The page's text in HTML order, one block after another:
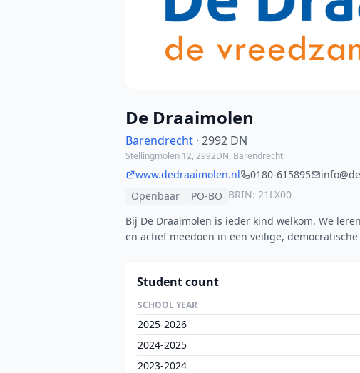
De Draaimolen
Barendrecht · 2992 DN
Stellingmolen 12, 2992DN, Barendrecht
www.dedraaimolen.nl 0180-615895
Openbaar
PO-BO BRIN: 21LX00
Bij De Draaimolen is ieder kind welkom. We
en actief meedoen in een veilige,
Student count
SCHOOL YEAR
2025-2026
2024-2025
2023-2024